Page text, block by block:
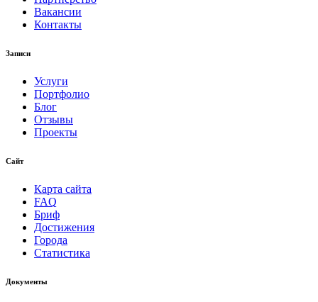
Вакансии
Контакты
Записи
Услуги
Портфолио
Блог
Отзывы
Проекты
Сайт
Карта сайта
FAQ
Бриф
Достижения
Города
Статистика
Документы